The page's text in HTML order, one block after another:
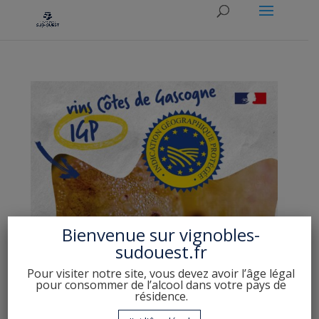
Bienvenue survignobles-
sudouest.fr
Pour visiter notre site, vous devez avoir l’âge légal
pour consommer de l’alcool dans votre pays de
résidence.